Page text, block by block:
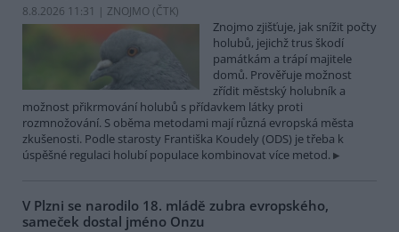
8.8.2026 11:31 | ZNOJMO (ČTK)
Znojmo zjišťuje, jak snížit počty
holubů, jejichž trus škodí
památkám a trápí majitele
domů. Prověřuje možnost
zřídit městský holubník a
možnost přikrmování holubů s přídavkem látky proti
rozmnožování. S oběma metodami mají různá evropská města
zkušenosti. Podle starosty Františka Koudely (ODS) je třeba k
úspěšné regulaci holubí populace kombinovat více metod.
V Plzni se narodilo 18. mládě zubra evropského,
sameček dostal jméno Onzu